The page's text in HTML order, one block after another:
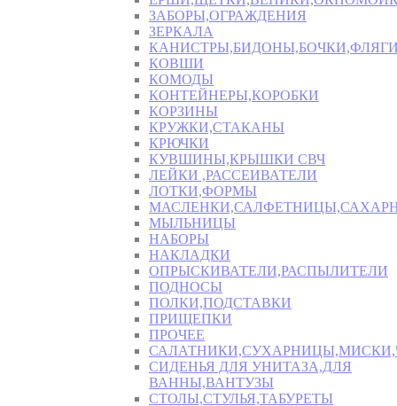
ЗАБОРЫ,ОГРАЖДЕНИЯ
ЗЕРКАЛА
КОВШИ
КОМОДЫ
КОНТЕЙНЕРЫ,КОРОБКИ
КОРЗИНЫ
КРУЖКИ,СТАКАНЫ
КРЮЧКИ
КУВШИНЫ,КРЫШКИ СВЧ
ЛЕЙКИ ,РАССЕИВАТЕЛИ
ЛОТКИ,ФОРМЫ
МЫЛЬНИЦЫ
НАБОРЫ
НАКЛАДКИ
ОПРЫСКИВАТЕЛИ,РАСПЫЛИТЕЛИ
ПОДНОСЫ
ПОЛКИ,ПОДСТАВКИ
ПРИЩЕПКИ
ПРОЧЕЕ
СИДЕНЬЯ ДЛЯ УНИТАЗА,ДЛЯ
ВАННЫ,ВАНТУЗЫ
СТОЛЫ,СТУЛЬЯ,ТАБУРЕТЫ